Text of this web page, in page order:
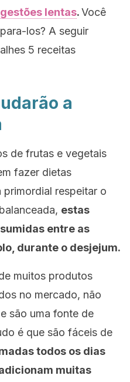
lentas.Você
los? A seguir
5 receitas
a
de frutas e vegetais
fazer dietas
primordial respeitar o
estas
entre as
durante o desjejum.
muitos produtos
no mercado, não
são uma fonte de
é que são fáceis de
todos os dias
muitas